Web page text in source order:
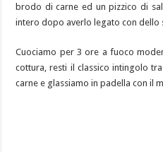
brodo di carne ed un pizzico di
intero dopo averlo legato con dello
Cuociamo per 3 ore a fuoco
cottura, resti il classico intingolo
carne e glassiamo in padella con il